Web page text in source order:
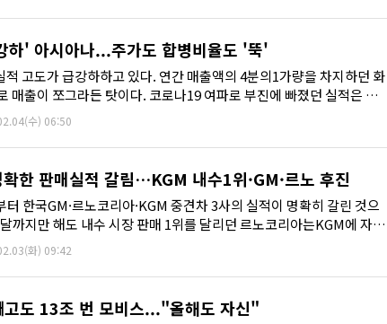
하' 아시아나...주가도 합병비율도 '뚝'
적 고도가 급강하하고 있다. 연간 매출액의 4분의1가량을 차지하던 화
매출이 쪼그라든 탓이다. 코로나19 여파로 부진에 빠졌던 실적은 대
이후 반전하는듯 했...
수) 06:50
한 판매실적 갈림…KGM 내수1위·GM·르노 후진
터 한국GM·르노코리아·KGM 중견차 3사의 실적이 명확히 갈린 것으
까지만 해도 내수 시장 판매 1위를 달리던 르노코리아는KGM에 자리
화) 09:42
고도 13조 번 모비스..."올해도 자신"